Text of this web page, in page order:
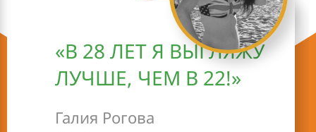
«В 28 ЛЕТ Я ВЫГЛЯЖУ
ЛУЧШЕ, ЧЕМ В 22!»
Галия Рогова